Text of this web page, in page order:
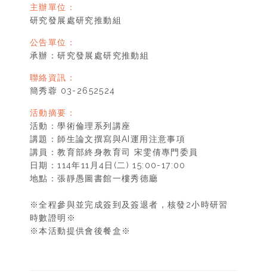
主辦單位：
研究發展處研究推動組
公告單位：
承辦：研究發展處研究推動組
聯絡資訊：
簡秀蓉 03-2652524
活動摘要：
活動：學術倫理系列講座
講題：師生論文撰寫與AI運用注意事項
講員：教育部終身教育司 宋雯倩專門委員
日期：114年11月4日(二) 15:00-17:00
地點：張靜愚圖書館一樓秀德廳
※全程參與並完成簽到及簽退者，核發2小時研習
時數證明※
※本活動提供會後餐盒※